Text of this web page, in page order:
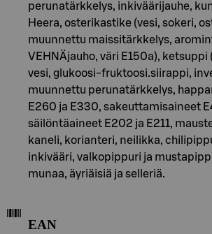
perunatärkkelys, inkiväärijauhe,
Heera, osterikastike (vesi, sokeri,
muunnettu maissitärkkelys,
VEHNÄjauho, väri E150a),
vesi, glukoosi-fruktoosi.siirappi,
muunnettu perunatärkkelys,
E260 ja E330, sakeuttamisaineet
säilöntäaineet E202 ja E211,
kaneli, korianteri, neilikka,
inkivääri, valkopippuri ja
munaa, äyriäisiä ja selleriä.
EAN